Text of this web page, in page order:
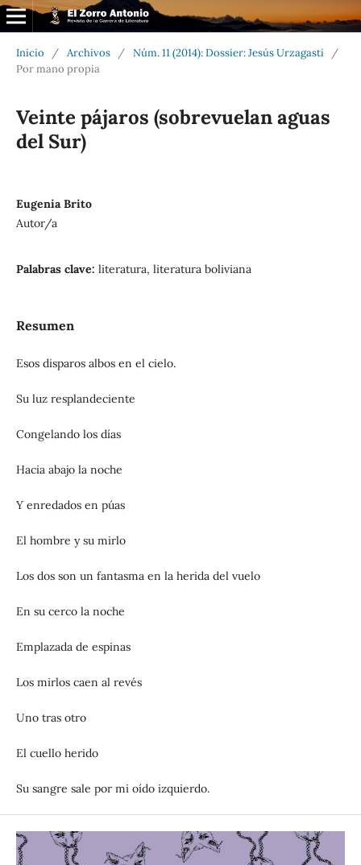
Inicio / Archivos / Núm. 11 (2014): Dossier: Jesús Urzagasti
/
Por mano propia
Veinte pájaros (sobrevuelan aguas
del Sur)
Eugenia Brito
Autor/a
Palabras clave: literatura, literatura boliviana
Resumen
Esos disparos albos en el cielo.
Su luz resplandeciente
Congelando los días
Hacia abajo la noche
Y enredados en púas
El hombre y su mirlo
Los dos son un fantasma en la herida del vuelo
En su cerco la noche
Emplazada de espinas
Los mirlos caen al revés
Uno tras otro
El cuello herido
Su sangre sale por mi oído izquierdo.